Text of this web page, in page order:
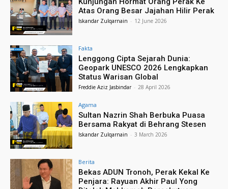
Atas Orang Besar Jajahan Hilir Perak
Iskandar Zulqarnain - 12 June 2026
Fakta
Lenggong Cipta Sejarah Dunia:
Geopark UNESCO 2026 Lengkapkan
Status Warisan Global
Freddie Aziz Jasbindar - 28 April 2026
Agama
Sultan Nazrin Shah Berbuka Puasa
Bersama Rakyat di Behrang Stesen
Iskandar Zulqarnain - 3 March 2026
Berita
Bekas ADUN Tronoh, Perak Kekal Ke
Penjara: Rayuan Akhir Paul Yong